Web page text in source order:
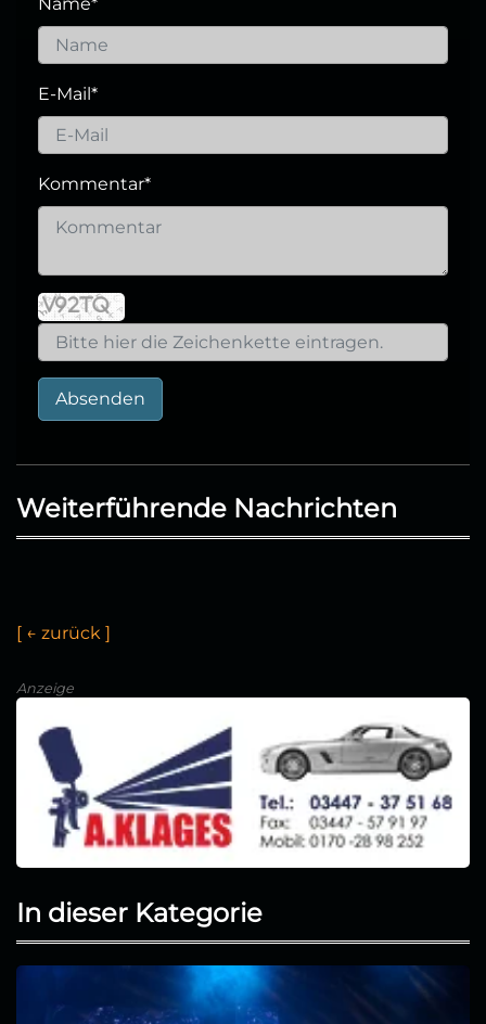
Name*
E-Mail *
Kommentar*
Absenden
Weiterführende Nachrichten
[ ← zurück ]
Anzeige
In dieser Kategorie